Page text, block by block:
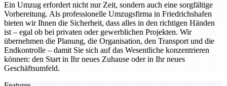
Ein Umzug erfordert nicht nur Zeit, sondern auch eine sorgfältige
Vorbereitung. Als professionelle Umzugsfirma in Friedrichshafen
bieten wir Ihnen die Sicherheit, dass alles in den richtigen Händen
ist – egal ob bei privaten oder gewerblichen Projekten. Wir
übernehmen die Planung, die Organisation, den Transport und die
Endkontrolle – damit Sie sich auf das Wesentliche konzentrieren
können: den Start in Ihr neues Zuhause oder in Ihr neues
Geschäftsumfeld.